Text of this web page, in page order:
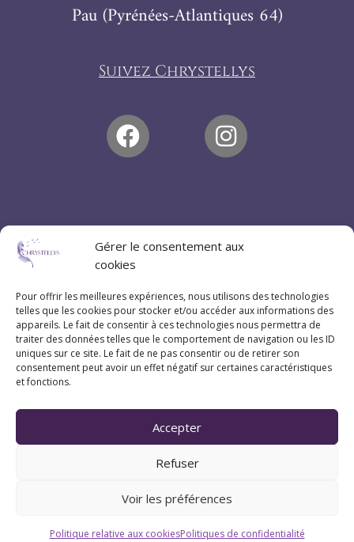
Gérer le consentement aux
cookies
Pour offrir les meilleures expériences, nous utilisons des technologies
telles que les cookies pour stocker et/ou accéder aux informations des
appareils. Le fait de consentir à ces technologies nous permettra de
traiter des données telles que le comportement de navigation ou les ID
uniques sur ce site. Le fait de ne pas consentir ou de retirer son
consentement peut avoir un effet négatif sur certaines caractéristiques
et fonctions.
Accepter
Refuser
Voir les préférences
Politique relative aux cookiesPolitiques de confidentialité
Pau (Pyrénées-Atlantiques 64)
Suivez Chrystellys
Du lundi au vendredi : 9h-12h / 13h-18h
Le samedi : 9h-12h